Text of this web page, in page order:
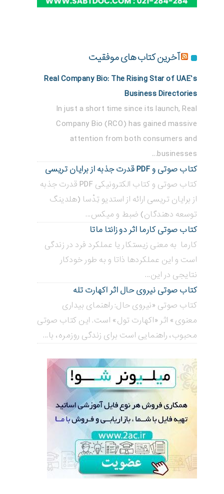
آخرین کتاب های موفقیت
Real Company Bio: The Rising Star of UAE’s
Business Directories
In just a short time since its launch, Real
Company Bio (RCO) has gained massive
attention from both consumers and
businesses...
کتاب صوتی و PDF قدرت جذبه از برایان تریسی
کتاب صوتی و کتاب الکترونیکی PDF قدرت جذبه
از برایان تریسی ارائه از استدیو تِدْسا (هلدینگ
توسعه دهندگان) ضبط و میکس...
کتاب صوتی کارما اثر دو زانتا ماتا
کارما به معنی زیستکار یا عملکرد فرد در زندگی
است و این عملکردها ذاتا و به طور خودکار
نتایجی در این...
کتاب صوتی نیروی حال اثر اکهارت تله
کتاب صوتی «نیروی حال: راهنمای بیداری
معنوی» اثر «اکهارت تول» است. این کتاب صوتی
محبوب، راهنمایی است برای زندگی روزمره، با...